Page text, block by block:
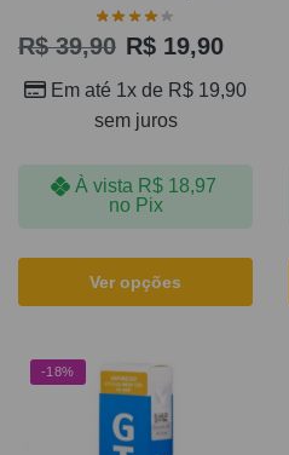
R$39,90 R$ 19,90
Em até 1x de R$ 19,90
sem juros
À vista R$18,97
no Pix
Ver opções
-18%